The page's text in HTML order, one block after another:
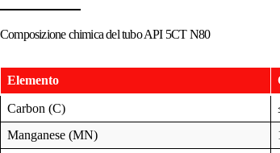
Composizione chimica del tubo API 5CT N80
Elemento
Carbon (C)
Manganese (MN)